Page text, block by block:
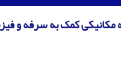
مکانیکی کمک به سرفه و